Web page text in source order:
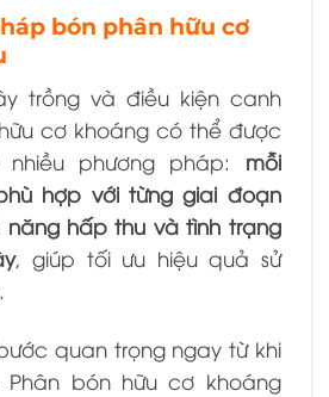
bón phân hữu cơ
trồng và điều kiện canh
cơ khoáng có thể được
phương pháp: mỗi
hợp với từng giai đoạn
năng hấp thu và tình trạng
, giúp tối ưu hiệu quả sử
quan trọng ngay từ khi
bón hữu cơ khoáng